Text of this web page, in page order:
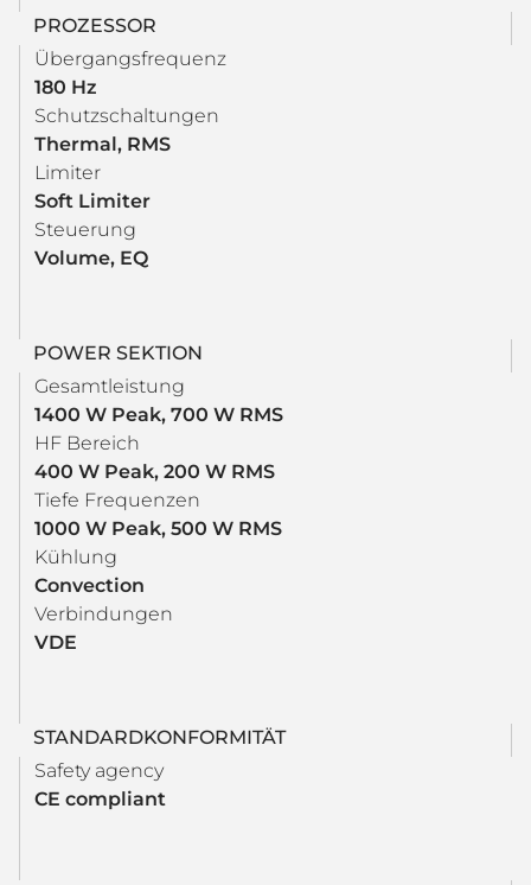
PROZESSOR
Übergangsfrequenz
180 Hz
Schutzschaltungen
Thermal, RMS
Limiter
Soft Limiter
Steuerung
Volume, EQ
POWER SEKTION
Gesamtleistung
1400 W Peak, 700 W RMS
HF Bereich
400 W Peak, 200 W RMS
Tiefe Frequenzen
1000 W Peak, 500 W RMS
Kühlung
Convection
Verbindungen
VDE
STANDARDKONFORMITÄT
Safety agency
CE compliant